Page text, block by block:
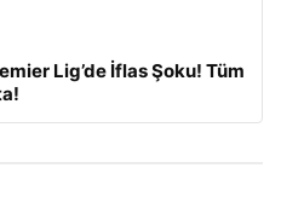
Lig’de İflas Şoku! Tüm